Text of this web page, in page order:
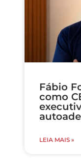
Fábio
como
LEIA MAIS »